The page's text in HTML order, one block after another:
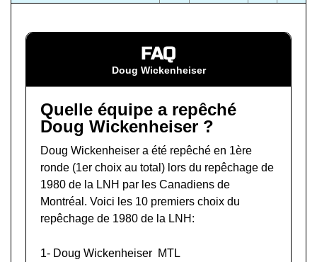
FAQ
Doug Wickenheiser
Quelle équipe a repêché
Doug Wickenheiser ?
Doug Wickenheiser a été repêché en 1ère
ronde (1er choix au total) lors du repêchage de
1980 de la LNH par les Canadiens de
Montréal. Voici les 10 premiers choix du
repêchage de 1980 de la LNH:
1- Doug Wickenheiser MTL